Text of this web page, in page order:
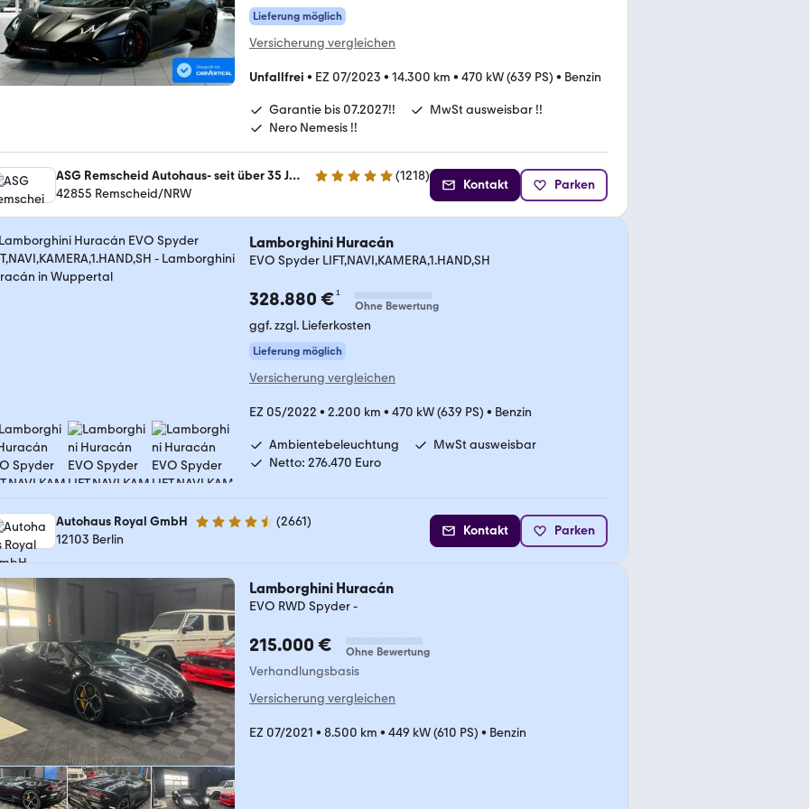
Lieferung möglich
Versicherung vergleichen
Unfallfrei • EZ 07/2023 • 14.300 km • 470 kW (639 PS) • Benzin
Garantie bis 07.2027!!
MwSt ausweisbar !!
Nero Nemesis !!
ASG Remscheid Autohaus- seit über 35 Jahren... 4.8 Sterne (1218)
42855 Remscheid/NRW
Kontakt Parken
Lamborghini Huracán
EVO Spyder LIFT,NAVI,KAMERA,1.HAND,SH
328.880 €¹
Ohne Bewertung
ggf. zzgl. Lieferkosten
Lieferung möglich
Versicherung vergleichen
EZ 05/2022 • 2.200 km • 470 kW (639 PS) • Benzin
Ambientebeleuchtung
MwSt ausweisbar
Netto: 276.470 Euro
Autohaus Royal GmbH 4.6 Sterne (2661)
12103 Berlin
Kontakt Parken
Lamborghini Huracán
EVO RWD Spyder -
215.000 € Ohne Bewertung
Verhandlungsbasis
Versicherung vergleichen
EZ 07/2021 • 8.500 km • 449 kW (610 PS) • Benzin